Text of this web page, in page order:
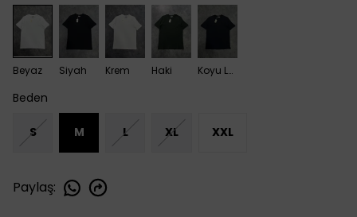
Beyaz Siyah Krem Haki Koyu Lacivert
Beden
S M L XL XXL
Paylaş: